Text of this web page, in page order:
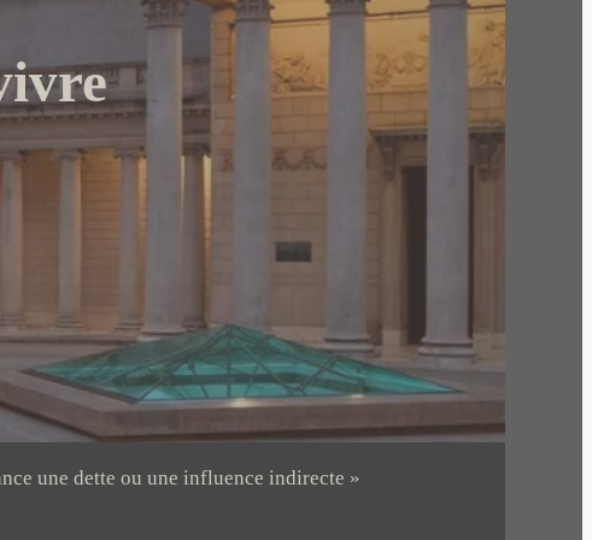
une dette ou une influence indirecte »